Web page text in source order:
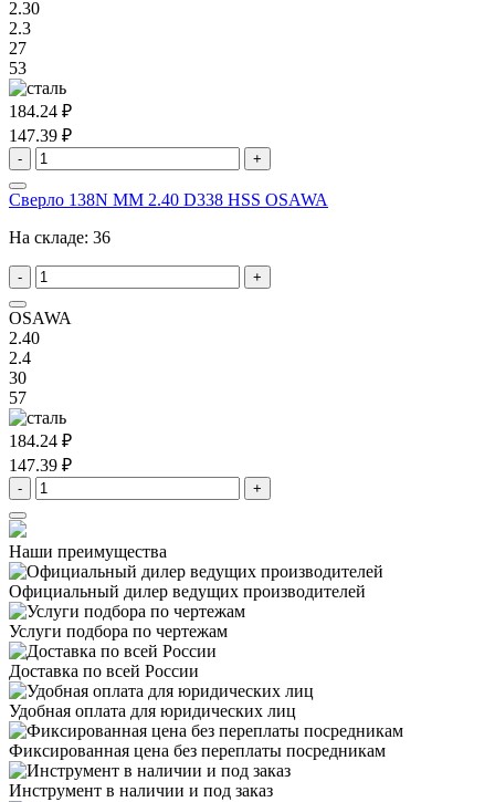
2.30
2.3
27
53
184.24 ₽
147.39 ₽
- +
Сверло 138N MM 2.40 D338 HSS OSAWA
На складе: 36
- +
OSAWA
2.40
2.4
30
57
184.24 ₽
147.39 ₽
- +
Наши преимущества
Официальный дилер ведущих производителей
Услуги подбора по чертежам
Доставка по всей России
Удобная оплата для юридических лиц
Фиксированная цена без переплаты посредникам
Инструмент в наличии и под заказ